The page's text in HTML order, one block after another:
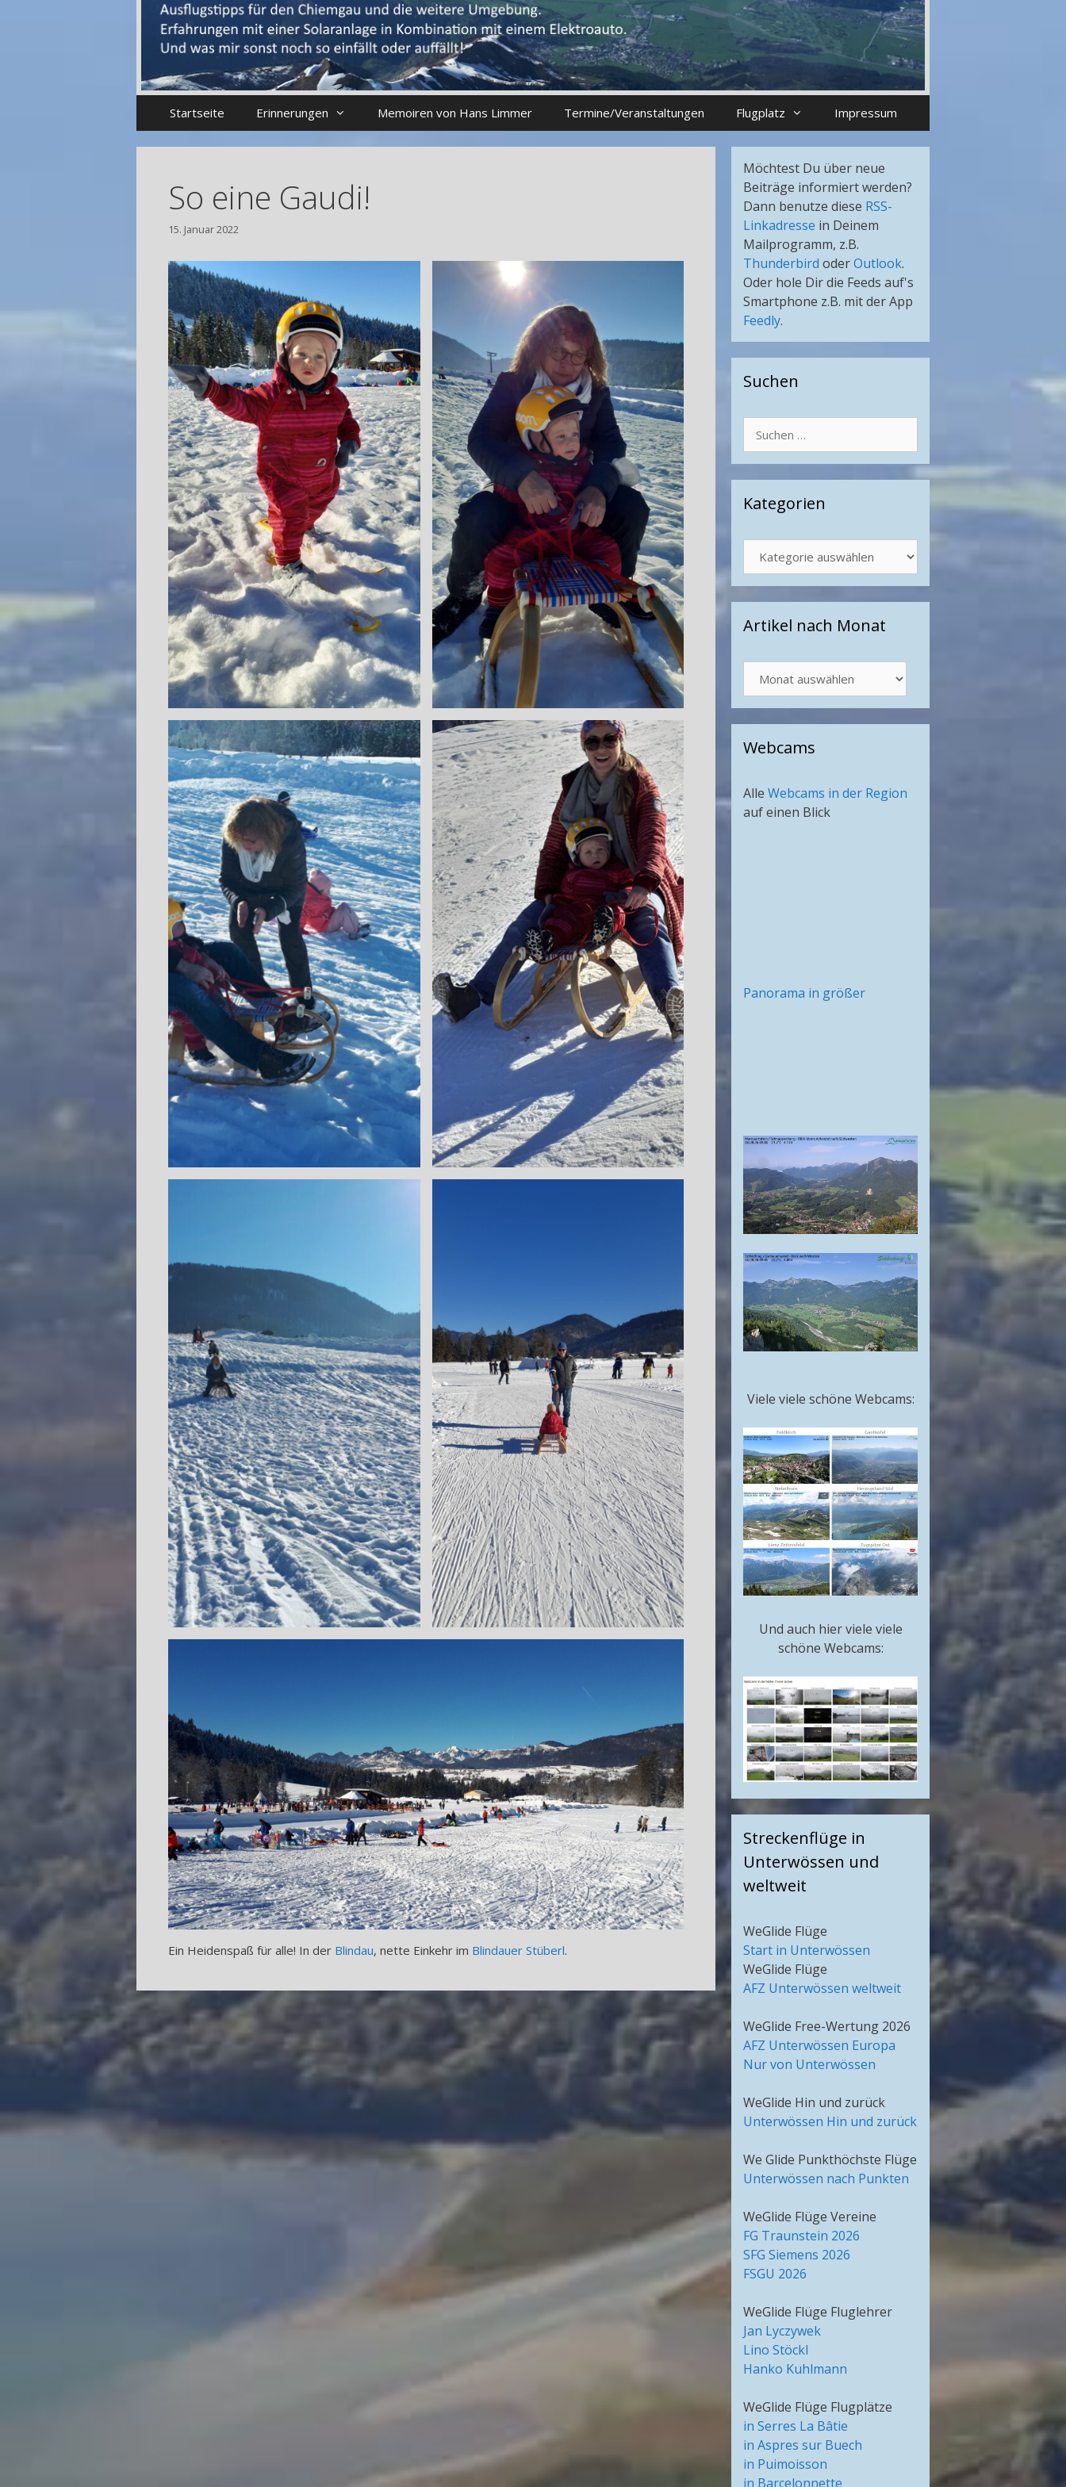
Startseite Erinnerungen Memoiren von Hans Limmer Termine/Veranstaltungen Flugplatz Impressum
So eine Gaudi!
15. Januar 2022
Ein Heidenspaß für alle! In der Blindau, nette Einkehr im Blindauer Stüberl.
Möchtest Du über neue
Beiträge informiert werden?
Dann benutze diese RSS-
Linkadresse in Deinem
Mailprogramm, z.B.
Thunderbird oderOutlook.
Oder hole Dir die Feeds auf's
Smartphone z.B. mit der App
Feedly.
Suchen
nach:
Kategorien
Artikel nach Monat
nach
Monat
Webcams
Alle Webcams in der Region
auf einen Blick
Panorama in größer
Viele viele schöne Webcams:
Und auch hier viele viele
schöne Webcams:
Streckenflüge in
Unterwössen und
weltweit
WeGlide Flüge
Start in Unterwössen
WeGlide Flüge
AFZ Unterwössen weltweit
WeGlide Free-Wertung 2026
AFZ Unterwössen Europa
Nur von Unterwössen
WeGlide Hin und zurück
Unterwössen Hin und zurück
We Glide Punkthöchste Flüge
Unterwössen nach Punkten
WeGlide Flüge Vereine
FG Traunstein 2026
SFG Siemens 2026
FSGU 2026
WeGlide Flüge Fluglehrer
Jan Lyczywek
Lino Stöckl
Hanko Kuhlmann
WeGlide Flüge Flugplätze
in Serres La Bâtie
in Aspres sur Buech
in Puimoisson
in Barcelonnette